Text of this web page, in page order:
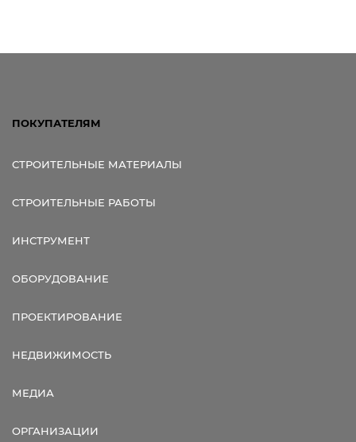
ПОКУПАТЕЛЯМ
СТРОИТЕЛЬНЫЕ МАТЕРИАЛЫ
СТРОИТЕЛЬНЫЕ РАБОТЫ
ИНСТРУМЕНТ
ОБОРУДОВАНИЕ
ПРОЕКТИРОВАНИЕ
НЕДВИЖИМОСТЬ
МЕДИА
ОРГАНИЗАЦИИ